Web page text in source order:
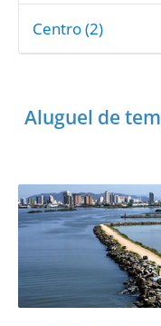
Centro (2)
Aluguel de